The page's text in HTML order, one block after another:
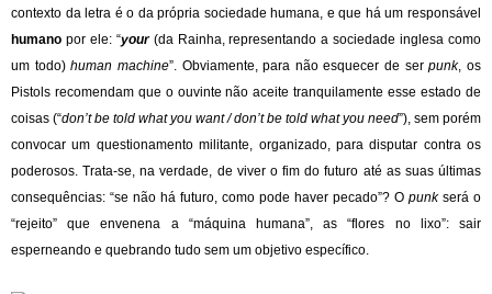
contexto da letra é o da própria sociedade humana, e que há um responsável
humano por ele: “your (da Rainha, representando a sociedade inglesa como
um todo)human machine”. Obviamente, para não esquecer de serpunk, os
Pistols recomendam que o ouvinte não aceite tranquilamente esse estado de
coisas (“don’t be told what you want / don’t be told what you need”), sem porém
convocar um questionamento militante, organizado, para disputar contra os
poderosos. Trata-se, na verdade, de viver o fim do futuro até as suas últimas
consequências: “se não há futuro, como pode haver pecado”? O punkserá o
“rejeito” que envenena a “máquina humana”, as “flores no lixo”: sair
esperneando e quebrando tudo sem um objetivo específico.